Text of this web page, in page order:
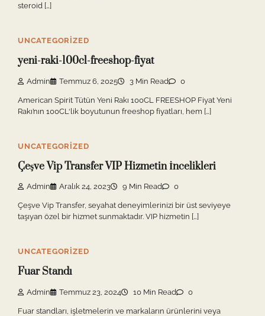
steroid […]
UNCATEGORIZED
yeni-raki-100cl-freeshop-fiyat
Admin Temmuz 6, 2025 3 Min Read 0
American Spirit Tütün Yeni Rakı 100CL FREESHOP Fiyat Yeni
Rakı’nın 100CL‘lik boyutunun freeshop fiyatları, hem […]
UNCATEGORIZED
Çeşve Vip Transfer VIP Hizmetin İncelikleri
Admin Aralık 24, 2023 9 Min Read 0
Çeşve Vip Transfer, seyahat deneyimlerinizi bir üst seviyeye
taşıyan özel bir hizmet sunmaktadır. VIP hizmetin […]
UNCATEGORIZED
Fuar Standı
Admin Temmuz 23, 2024 10 Min Read 0
Fuar standları, işletmelerin ve markaların ürünlerini veya